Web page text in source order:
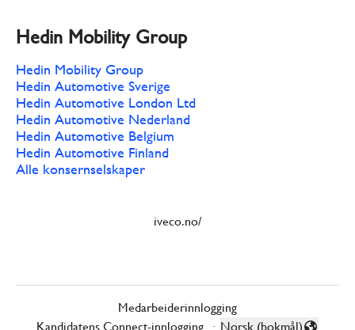
Hedin Mobility Group
Hedin Mobility Group
Hedin Automotive Sverige
Hedin Automotive London Ltd
Hedin Automotive Nederland
Hedin Automotive Belgium
Hedin Automotive Finland
Alle konsernselskaper
iveco.no/
Medarbeiderinnlogging
Kandidatens Connect-innlogging
· Norsk (bokmål)